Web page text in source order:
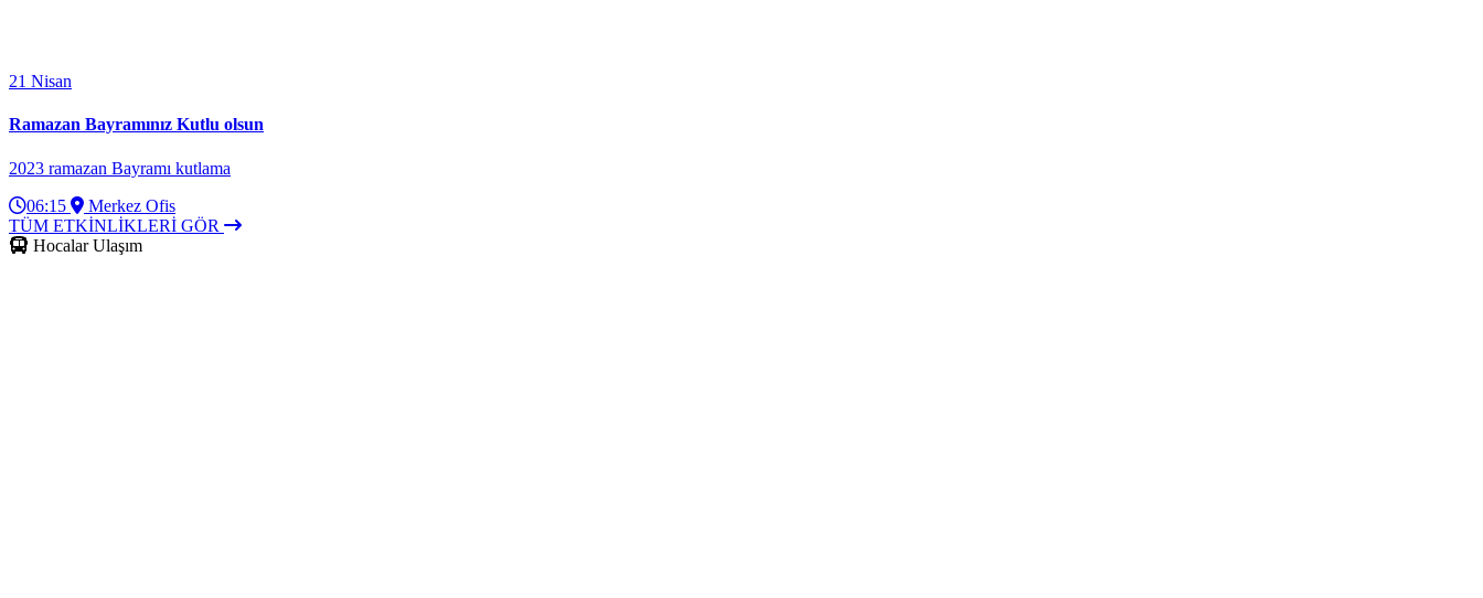
21 Nisan
Ramazan Bayramınız Kutlu olsun
2023 ramazan Bayramı kutlama
06:15
Merkez Ofis
TÜM ETKİNLİKLERİ GÖR
Hocalar Ulaşım